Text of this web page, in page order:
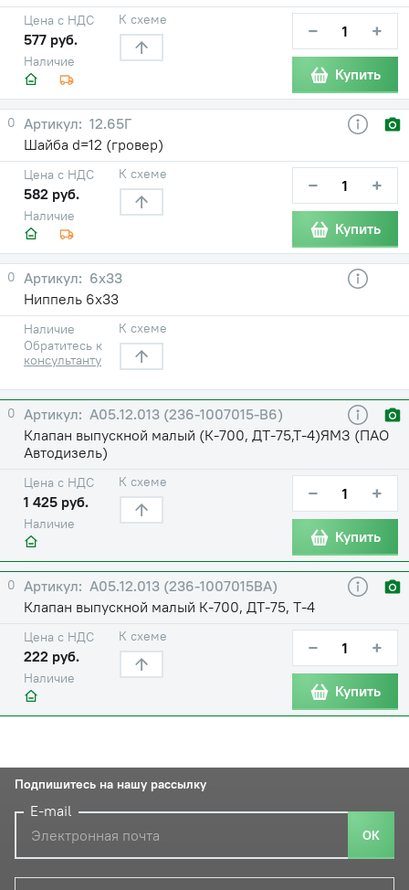
Наличие
Цена с НДС
577 руб.
К схеме − +
Купить
0
12.65Г
Шайба d=12 (гровер)
Наличие
Цена с НДС
582 руб.
К схеме − +
Купить
0
6х33
Ниппель 6х33
Наличие
Обратитесь к
консультанту
К схеме
0
А05.12.013 (236-1007015-В6)
Клапан выпускной малый (К-700, ДТ-75,Т-4)ЯМЗ (ПАО
Автодизель)
Наличие
Цена с НДС
1 425 руб.
К схеме − +
Купить
0
А05.12.013 (236-1007015ВА)
Клапан выпускной малый К-700, ДТ-75, Т-4
Наличие
Цена с НДС
222 руб.
К схеме − +
Купить
Подпишитесь на нашу рассылку
E-mail
ОК